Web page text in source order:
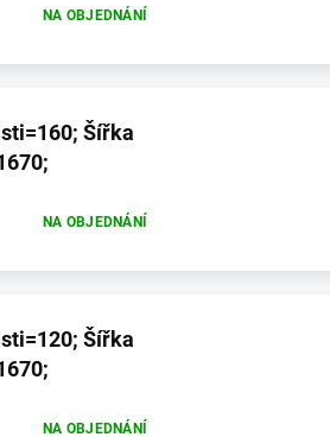
NA OBJEDNÁNÍ
NA OBJEDNÁNÍ
NA OBJEDNÁNÍ